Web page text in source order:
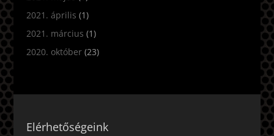
2021. április (1)
2021. március (1)
2020. október(23)
Elérhetőségeink